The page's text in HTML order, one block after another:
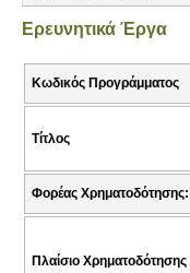
Ερευνητικά Έργα
Κωδικός Προγράμματος
Τίτλος
Φορέας Χρηματοδότησης:
Πλαίσιο Χρηματοδότησης